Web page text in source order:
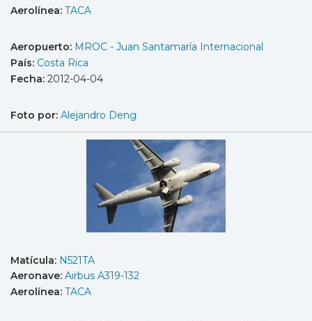
Aerolínea: TACA
Aeropuerto: MROC - Juan Santamaría Internacional
País: Costa Rica
Fecha: 2012-04-04
Foto por: Alejandro Deng
Matícula: N521TA
Aeronave: Airbus A319-132
Aerolínea: TACA